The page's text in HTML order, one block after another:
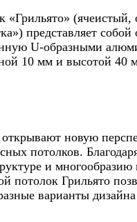
«Грильято» (ячеистый,
представляет
U-образными
10 мм и высотой 40
новую
потолков.
и
потолок Грильято
варианты дизайна